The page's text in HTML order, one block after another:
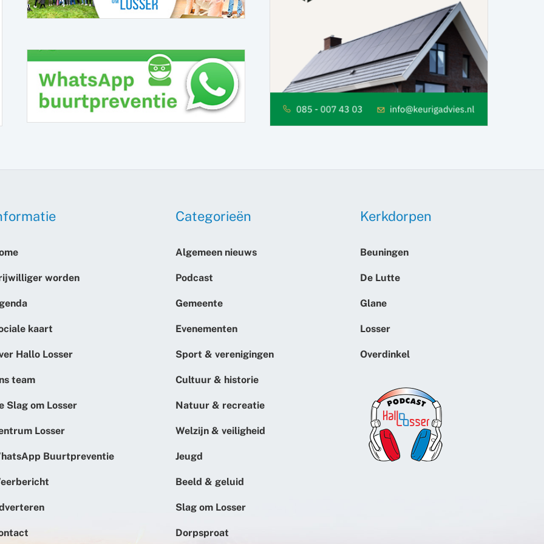
worden
kaart
Hallo Losser
team
Slag om Losser
Losser
Buurtpreventie
Categorieën
Algemeen nieuws
Podcast
Gemeente
Evenementen
Sport & verenigingen
Cultuur & historie
Natuur & recreatie
Welzijn & veiligheid
Jeugd
Beeld & geluid
Slag om Losser
Dorpsproat
Kerkdorpen
Beuningen
De Lutte
Glane
Losser
Overdinkel